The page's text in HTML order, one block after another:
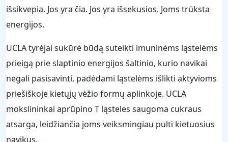
išsikvepia. Jos yra čia. Jos yra išsekusios. Joms trūksta
energijos.
UCLA tyrėjai sukūrė būdą suteikti imuninėms ląstelėms
prieigą prie slaptinio energijos šaltinio, kurio navikai
negali pasisavinti, padėdami ląstelėms išlikti aktyvioms
priešiškoje kietųjų vėžio formų aplinkoje. UCLA
mokslininkai aprūpino T ląsteles saugoma cukraus
atsarga, leidžiančia joms veiksmingiau pulti kietuosius
navikus.